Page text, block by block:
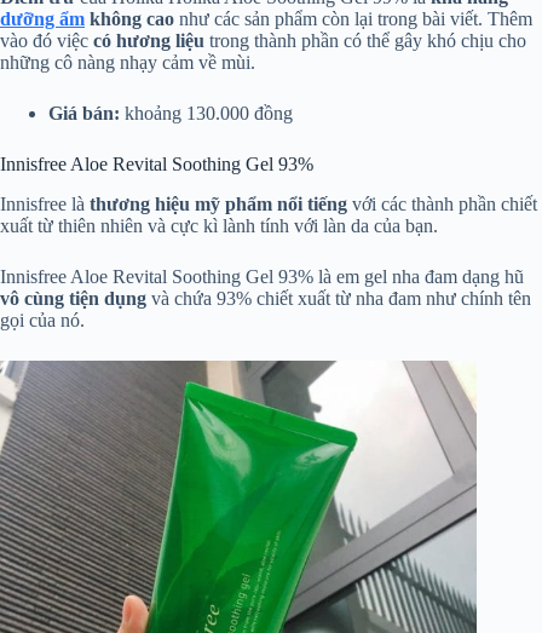
dưỡng ẩm không cao như các sản phẩm còn lại trong bài viết. Thêm
vào đó việc có hương liệu trong thành phần có thể gây khó chịu cho
những cô nàng nhạy cảm về mùi.
Giá bán: khoảng 130.000 đồng
Innisfree Aloe Revital Soothing Gel 93%
Innisfree là thương hiệu mỹ phẩm nổi tiếng với các thành phần chiết
xuất từ thiên nhiên và cực kì lành tính với làn da của bạn.
Innisfree Aloe Revital Soothing Gel 93% là em gel nha đam dạng hũ
vô cùng tiện dụng và chứa 93% chiết xuất từ nha đam như chính tên
gọi của nó.